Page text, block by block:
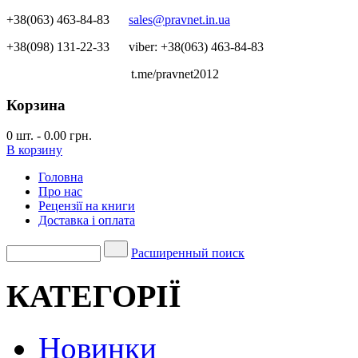
+38(063) 463-84-83 sales@pravnet.in.ua
+38(098) 131-22-33 viber: +38(063) 463-84-83
t.me/pravnet2012
Корзина
0 шт. - 0.00 грн.
В корзину
Головна
Про нас
Рецензії на книги
Доставка і оплата
Расширенный поиск
КАТЕГОРІЇ
Новинки